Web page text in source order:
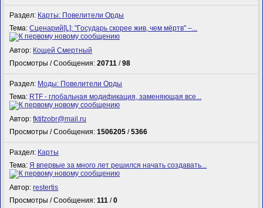
Раздел: Карты: Повелители Орды
Тема:Сценарий[L]: "Государь скорее жив, чем мёртв" –...
Автор: Кощей Смертный
Просмотры / Сообщения:20711 /98
Раздел: Моды: Повелители Орды
Тема: RTF - глобальная модификация, заменяющая все...
Автор:fktifzobr@mail.ru
Просмотры / Сообщения:1506205 /5366
Раздел: Карты
Тема:Я впервые за много лет решился начать создавать...
Автор:restertis
Просмотры / Сообщения:111 /0